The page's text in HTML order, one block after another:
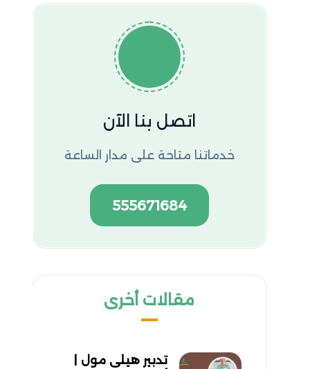
اتصل بنا الآن
خدماتنا متاحة على مدار الساعة
555671684
مقالات أخرى
تدبير هيلي مول |